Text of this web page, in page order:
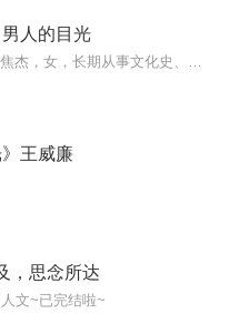
人的目光
王威廉
，思念所达
文~已完结啦~